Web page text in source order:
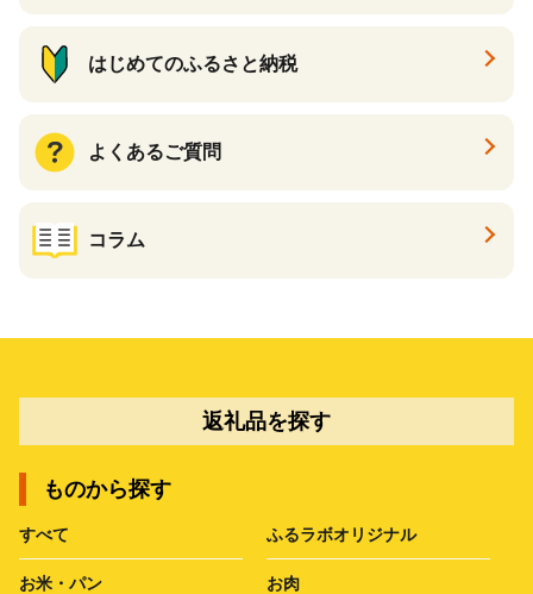
はじめてのふるさと納税
よくあるご質問
コラム
返礼品を探す
ものから探す
すべて ふるラボオリジナル
お米・パン お肉